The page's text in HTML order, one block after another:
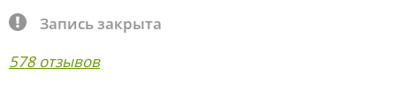
Запись закрыта
578 отзывов